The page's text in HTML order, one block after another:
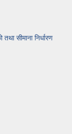
सीमाना निर्धारण